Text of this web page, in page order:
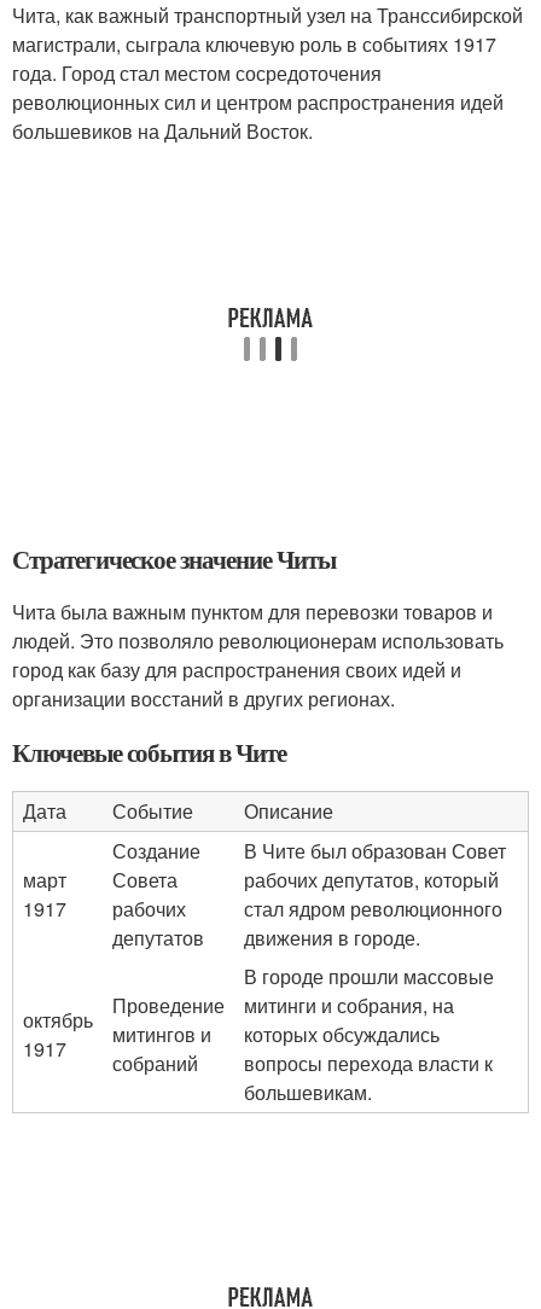
Чита, как важный транспортный узел на Транссибирской
магистрали, сыграла ключевую роль в событиях 1917
года. Город стал местом сосредоточения
революционных сил и центром распространения идей
большевиков на Дальний Восток.
Стратегическое значение Читы
Чита была важным пунктом для перевозки товаров и
людей. Это позволяло революционерам использовать
город как базу для распространения своих идей и
организации восстаний в других регионах.
Ключевые события в Чите
Дата Событие Описание
март
1917
Создание
Совета
рабочих
депутатов
В Чите был образован Совет
рабочих депутатов, который
стал ядром революционного
движения в городе.
октябрь
1917
Проведение
митингов и
собраний
В городе прошли массовые
митинги и собрания, на
которых обсуждались
вопросы перехода власти к
большевикам.